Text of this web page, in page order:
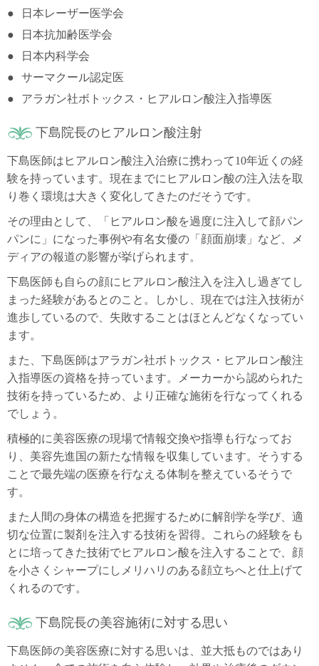
日本レーザー医学会
日本抗加齢医学会
日本内科学会
サーマクール認定医
アラガン社ボトックス・ヒアルロン酸注入指導医
下島院長のヒアルロン酸注射
下島医師はヒアルロン酸注入治療に携わって10年近くの経
験を持っています。現在までにヒアルロン酸の注入法を取
り巻く環境は大きく変化してきたのだそうです。
その理由として、「ヒアルロン酸を過度に注入して顔パン
パンに」になった事例や有名女優の「顔面崩壊」など、メ
ディアの報道の影響が挙げられます。
下島医師も自らの顔にヒアルロン酸注入を注入し過ぎてし
まった経験があるとのこと。しかし、現在では注入技術が
進歩しているので、失敗することはほとんどなくなってい
ます。
また、下島医師はアラガン社ボトックス・ヒアルロン酸注
入指導医の資格を持っています。メーカーから認められた
技術を持っているため、より正確な施術を行なってくれる
でしょう。
積極的に美容医療の現場で情報交換や指導も行なってお
り、美容先進国の新たな情報を収集しています。そうする
ことで最先端の医療を行なえる体制を整えているそうで
す。
また人間の身体の構造を把握するために解剖学を学び、適
切な位置に製剤を注入する技術を習得。これらの経験をも
とに培ってきた技術でヒアルロン酸を注入することで、顔
を小さくシャープにしメリハリのある顔立ちへと仕上げて
くれるのです。
下島院長の美容施術に対する思い
下島医師の美容医療に対する思いは、並大抵ものではあり